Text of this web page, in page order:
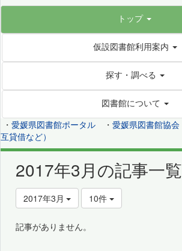
トップ
仮設図書館利用案内
探す・調べる
図書館について
・ 愛媛県図書館ポータル ・ 愛媛県図書館協会
互貸借など）
2017年3月の記事一覧
2017年3月 10件
記事がありません。